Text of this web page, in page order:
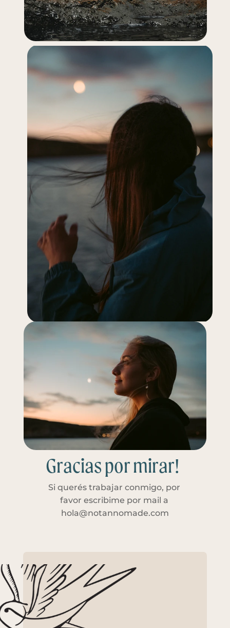
Gracias por mirar!
Si querés trabajar conmigo, por
favor escribime por mail a
hola@notannomade.com